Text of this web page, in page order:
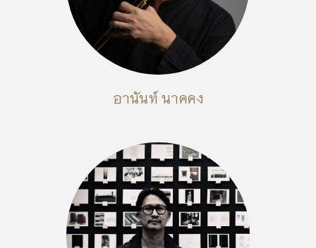
อานันท์ นาคคง